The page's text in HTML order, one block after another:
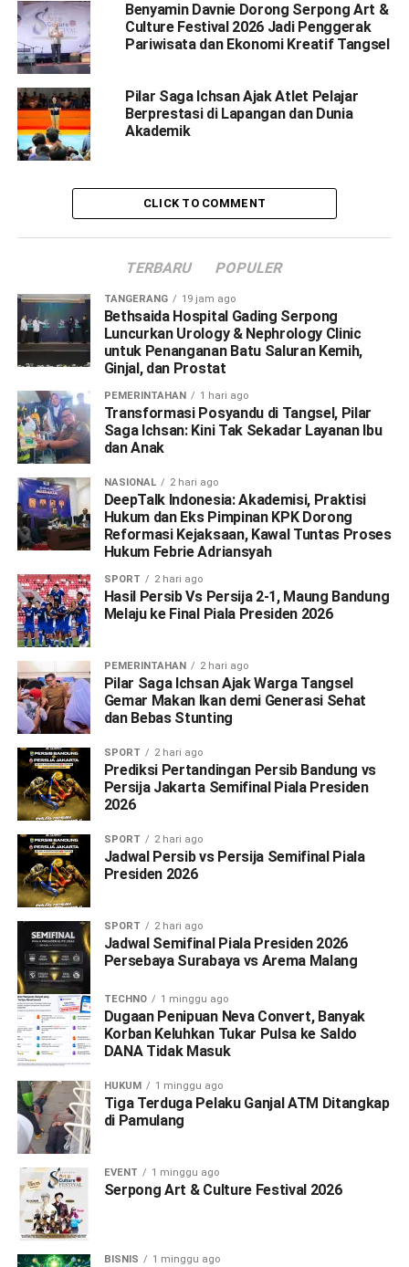
Benyamin Davnie Dorong Serpong Art &
Culture Festival 2026 Jadi Penggerak
Pariwisata dan Ekonomi Kreatif Tangsel
Pilar Saga Ichsan Ajak Atlet Pelajar
Berprestasi di Lapangan dan Dunia
Akademik
CLICK TO COMMENT
TERBARU POPULER
TANGERANG 19 jam ago
Bethsaida Hospital Gading Serpong
Luncurkan Urology & Nephrology Clinic
untuk Penanganan Batu Saluran Kemih,
Ginjal, dan Prostat
PEMERINTAHAN 1 hari ago
Transformasi Posyandu di Tangsel, Pilar
Saga Ichsan: Kini Tak Sekadar Layanan Ibu
dan Anak
NASIONAL 2 hari ago
DeepTalk Indonesia: Akademisi, Praktisi
Hukum dan Eks Pimpinan KPK Dorong
Reformasi Kejaksaan, Kawal Tuntas Proses
Hukum Febrie Adriansyah
SPORT 2 hari ago
Hasil Persib Vs Persija 2-1, Maung Bandung
Melaju ke Final Piala Presiden 2026
PEMERINTAHAN 2 hari ago
Pilar Saga Ichsan Ajak Warga Tangsel
Gemar Makan Ikan demi Generasi Sehat
dan Bebas Stunting
SPORT 2 hari ago
Prediksi Pertandingan Persib Bandung vs
Persija Jakarta Semifinal Piala Presiden
2026
SPORT 2 hari ago
Jadwal Persib vs Persija Semifinal Piala
Presiden 2026
SPORT 2 hari ago
Jadwal Semifinal Piala Presiden 2026
Persebaya Surabaya vs Arema Malang
TECHNO 1 minggu ago
Dugaan Penipuan Neva Convert, Banyak
Korban Keluhkan Tukar Pulsa ke Saldo
DANA Tidak Masuk
HUKUM 1 minggu ago
Tiga Terduga Pelaku Ganjal ATM Ditangkap
di Pamulang
EVENT 1 minggu ago
Serpong Art & Culture Festival 2026
BISNIS 1 minggu ago